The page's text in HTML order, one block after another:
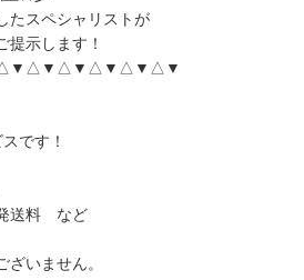
たスペシャリストが
示します！
です！
送料 など
いません。